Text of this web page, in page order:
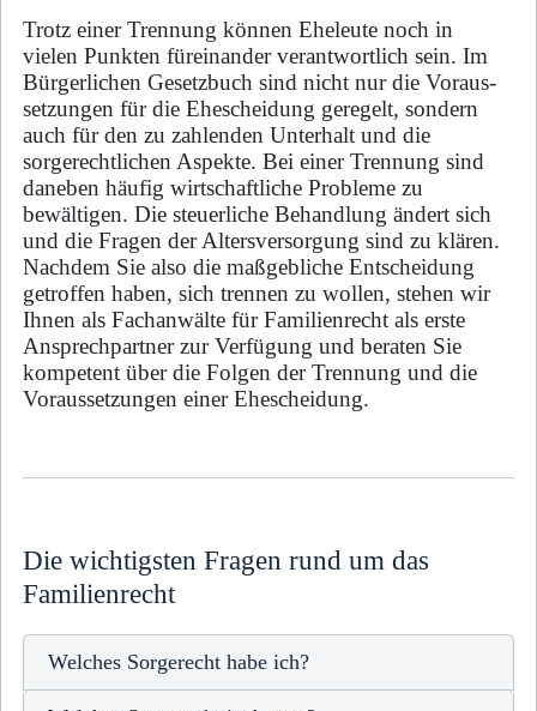
Trotz einer Trennung können Eheleute noch in
vielen Punkten füreinander verantwortlich sein. Im
Bürgerlichen Gesetzbuch sind nicht nur die Voraus-
setzungen für die Ehescheidung geregelt, sondern
auch für den zu zahlenden Unterhalt und die
sorgerechtlichen Aspekte. Bei einer Trennung sind
daneben häufig wirtschaftliche Probleme zu
bewältigen. Die steuerliche Behandlung ändert sich
und die Fragen der Altersversorgung sind zu klären.
Nachdem Sie also die maßgebliche Entscheidung
getroffen haben, sich trennen zu wollen, stehen wir
Ihnen als Fachanwälte für Familienrecht als erste
Ansprechpartner zur Verfügung und beraten Sie
kompetent über die Folgen der Trennung und die
Voraussetzungen einer Ehescheidung.
Die wichtigsten Fragen rund um das
Familienrecht
Welches Sorgerecht habe ich?